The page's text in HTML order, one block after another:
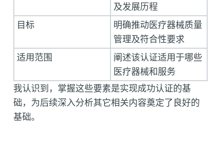
及发展历程
目标
明确推动医疗器械质量
管理及符合性要求
适用范围
阐述该认证适用于哪些
医疗器械和服务
我认识到，掌握这些要素是实现成功认证的基
础，为后续深入分析其它相关内容奠定了良好的
基础。